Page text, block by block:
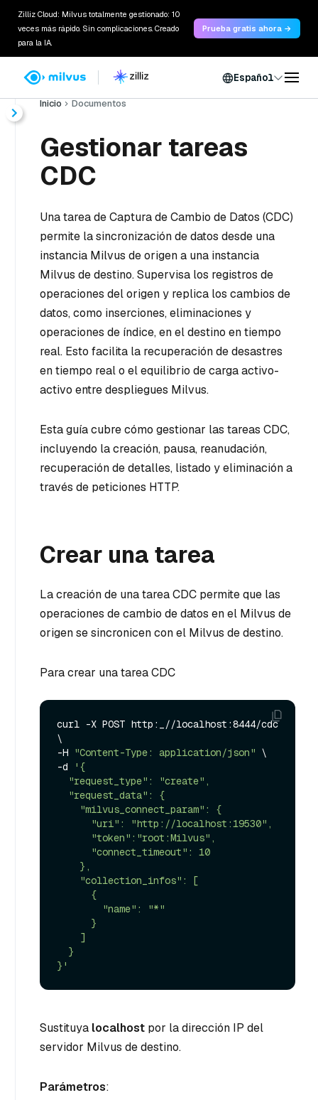
Zilliz Cloud: Milvus totalmente gestionado: 10
veces más rápido. Sin complicaciones. Creado
para la IA.
Prueba gratis ahora →
Español
Inicio Documentos
Gestionar tareas
CDC
Una tarea de Captura de Cambio de Datos (CDC)
permite la sincronización de datos desde una
instancia Milvus de origen a una instancia
Milvus de destino. Supervisa los registros de
operaciones del origen y replica los cambios de
datos, como inserciones, eliminaciones y
operaciones de índice, en el destino en tiempo
real. Esto facilita la recuperación de desastres
en tiempo real o el equilibrio de carga activo-
activo entre despliegues Milvus.
Esta guía cubre cómo gestionar las tareas CDC,
incluyendo la creación, pausa, reanudación,
recuperación de detalles, listado y eliminación a
través de peticiones HTTP.
Crear una tarea
La creación de una tarea CDC permite que las
operaciones de cambio de datos en el Milvus de
origen se sincronicen con el Milvus de destino.
Para crear una tarea CDC
curl -X POST http:_//localhost:8444/cdc
\
-H "Content-Type: application/json" \
-d
'{
}'
Sustituya localhost por la dirección IP del
servidor Milvus de destino.
Parámetros: